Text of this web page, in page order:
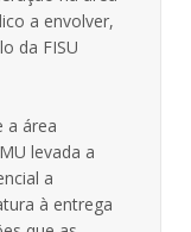
a envolver,
da FISU
a área
levada a
a
à entrega